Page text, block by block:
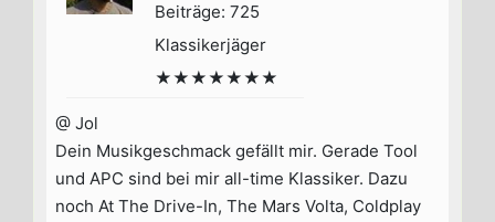
Beiträge: 725
Klassikerjäger
★★★★★★★
@ Jol
Dein Musikgeschmack gefällt mir. Gerade Tool
und APC sind bei mir all-time Klassiker. Dazu
noch At The Drive-In, The Mars Volta, Coldplay